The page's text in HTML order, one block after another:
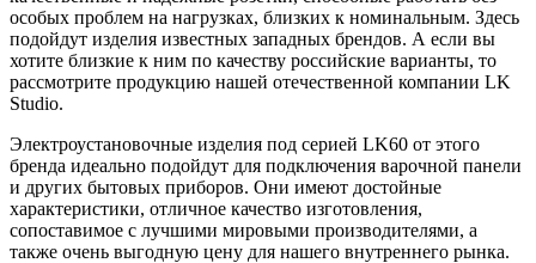
особых проблем на нагрузках, близких к номинальным. Здесь
подойдут изделия известных западных брендов. А если вы
хотите близкие к ним по качеству российские варианты, то
рассмотрите продукцию нашей отечественной компании LK
Studio.
Электроустановочные изделия под серией LK60 от этого
бренда идеально подойдут для подключения варочной панели
и других бытовых приборов. Они имеют достойные
характеристики, отличное качество изготовления,
сопоставимое с лучшими мировыми производителями, а
также очень выгодную цену для нашего внутреннего рынка.